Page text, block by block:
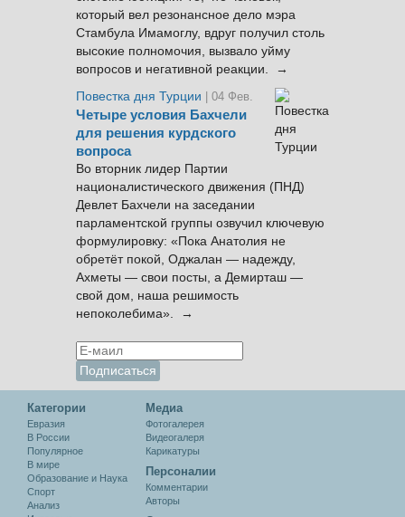
который вел резонансное дело мэра
Стамбула Имамоглу, вдруг получил столь
высокие полномочия, вызвало уйму
вопросов и негативной реакции. →
Повестка дня Турции
| 04 Фев.
Четыре условия Бахчели
для решения курдского
вопроса
Во вторник лидер Партии
националистического движения (ПНД)
Девлет Бахчели на заседании
парламентской группы озвучил ключевую
формулировку: «Пока Анатолия не
обретёт покой, Оджалан — надежду,
Ахметы — свои посты, а Демирташ —
свой дом, наша решимость
непоколебима». →
Категории
Евразия
В России
Популярное
В мире
Образование и Наука
Спорт
Анализ
Медиа
Фотогалерея
Видеогалеря
Карикатуры
Персоналии
Комментарии
Авторы